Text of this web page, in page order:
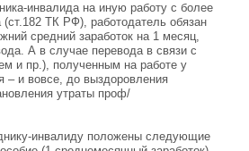
инвалида на иную работу с более
(ст.182 ТК РФ), работодатель обязан
средний заработок на 1 месяц,
А в случае перевода в связи с
и пр.), полученным на работе у
– и вовсе, до выздоровления
утраты проф/
инвалиду положены следующие